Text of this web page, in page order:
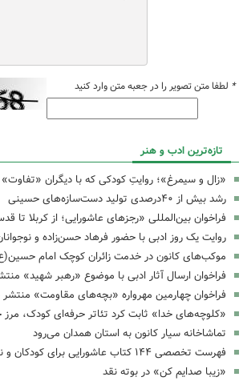
* لطفا متن تصویر را در جعبه متن وارد کنید
تازه‌ترین ادب و هنر
«زال و سیمرغ»؛ روایتِ کودکی که با دیگران «تفاوت»
رشد بیش از ۴۰درصدی تولید دست‌سازه‌های حسینی
فراخوان بین‌المللی «رجزهای عاشورایی؛ از کربلا
روایت یک روز ادبی با حضور فرهاد حسن‌زاده و
موکب‌های کانون در خدمت زائران کوچک امام
فراخوان ارسال آثار ادبی با موضوع «رهبر شهید»
فراخوان چهارمین مهرواره «بچه‌های مقاومت»
«کلوچه‌های خدا» ثابت کرد تئاتر حرفه‌ای کودک، مرز
تماشاخانه سیار کانون به استان همدان می‌رود
فهرست تخصصی ۱۴۴ کتاب عاشورایی برای کودکان و نوجوانان منتشر شد
«زیبا صدایم کن» در بوته نقد